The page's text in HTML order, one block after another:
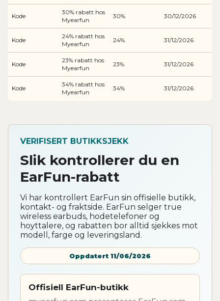
Kode
30% rabatt hos
Myearfun
30% 30/12/2026
Kode
24% rabatt hos
Myearfun
24% 31/12/2026
Kode
23% rabatt hos
Myearfun
23% 31/12/2026
Kode
34% rabatt hos
Myearfun
34% 31/12/2026
VERIFISERT BUTIKKSJEKK
Slik kontrollerer du en
EarFun-rabatt
Vi har kontrollert EarFun sin offisielle butikk,
kontakt- og fraktside. EarFun selger true
wireless earbuds, hodetelefoner og
hoyttalere, og rabatten bor alltid sjekkes mot
modell, farge og leveringsland.
Oppdatert 11/06/2026
Offisiell EarFun-butikk